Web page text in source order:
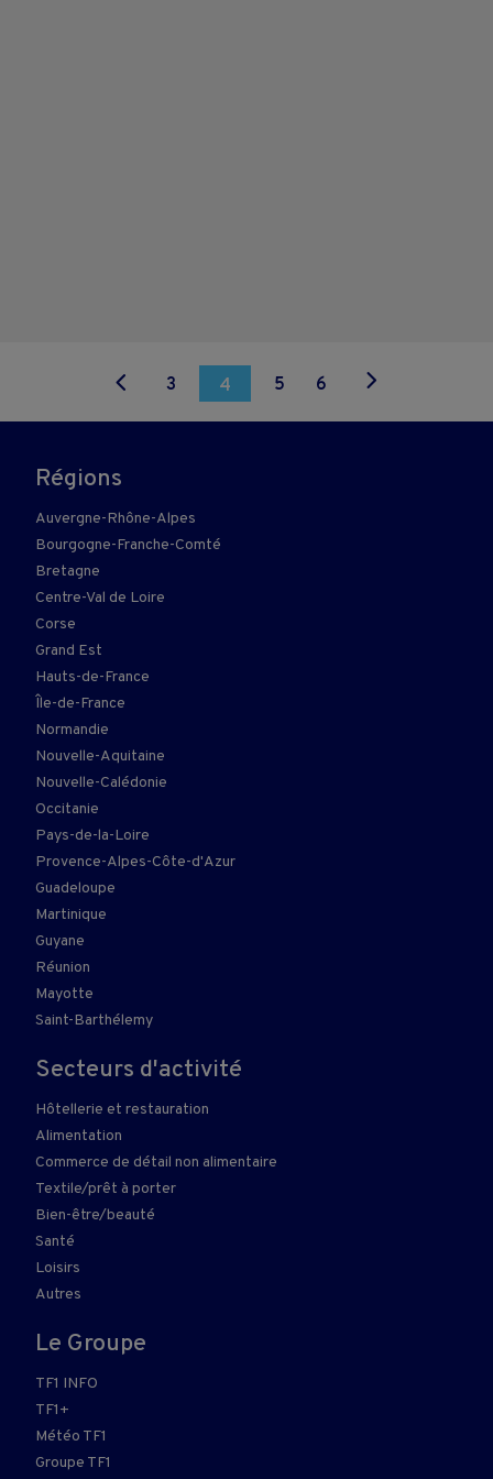
3 4 5 6
Régions
Auvergne-Rhône-Alpes
Bourgogne-Franche-Comté
Bretagne
Centre-Val de Loire
Corse
Grand Est
Hauts-de-France
Île-de-France
Normandie
Nouvelle-Aquitaine
Nouvelle-Calédonie
Occitanie
Pays-de-la-Loire
Provence-Alpes-Côte-d'Azur
Guadeloupe
Martinique
Guyane
Réunion
Mayotte
Saint-Barthélemy
Secteurs d'activité
Hôtellerie et restauration
Alimentation
Commerce de détail non alimentaire
Textile/prêt à porter
Bien-être/beauté
Santé
Loisirs
Autres
Le Groupe
TF1 INFO
TF1+
Météo TF1
Groupe TF1